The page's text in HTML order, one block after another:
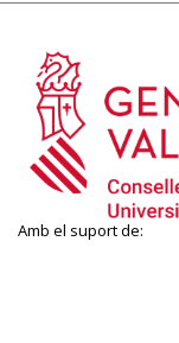
Amb el suport de: